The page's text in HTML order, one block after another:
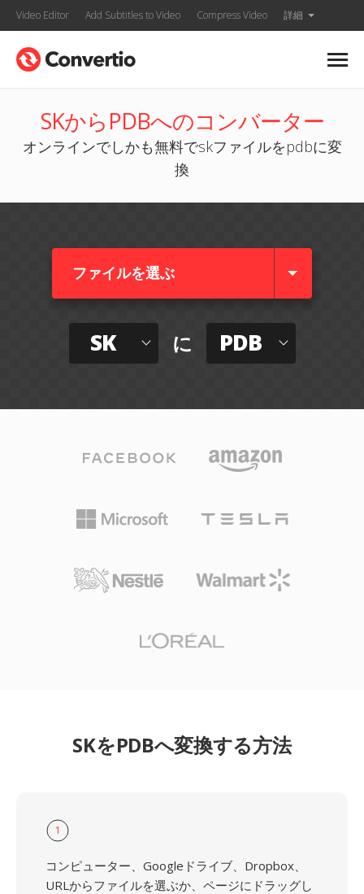
Video Editor Add Subtitles to Video Compress Video 詳細
SKからPDBへのコンバーター
オンラインでしかも無料でskファイルをpdbに変
換
ファイルを選ぶ
SK に PDB
SKをPDBへ変換する方法
1
コンピューター、Googleドライブ、Dropbox、
URLからファイルを選ぶか、ページにドラッグし